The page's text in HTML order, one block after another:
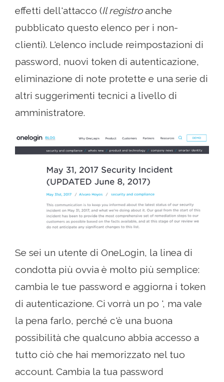
effetti dell'attacco (Il registroanche
pubblicato questo elenco per i non-
clienti). L'elenco include reimpostazioni di
password, nuovi token di autenticazione,
eliminazione di note protette e una serie di
altri suggerimenti tecnici a livello di
amministratore.
Se sei un utente di OneLogin, la linea di
condotta più ovvia è molto più semplice:
cambia le tue password e aggiorna i token
di autenticazione. Ci vorrà un po ', ma vale
la pena farlo, perché c'è una buona
possibilità che qualcuno abbia accesso a
tutto ciò che hai memorizzato nel tuo
account. Cambia la tua password